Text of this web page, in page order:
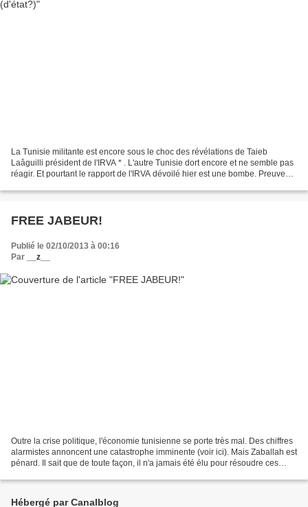
La Tunisie militante est encore sous le choc des révélations de Taieb
Laâguilli président de l'IRVA * . L'autre Tunisie dort encore et ne semble pas
réagir. Et pourtant le rapport de l'IRVA dévoilé hier est une bombe. Preuves à
FREE JABEUR!
Publié le 02/10/2013 à 00:16
Par
__z__
Outre la crise politique, l'économie tunisienne se porte très mal. Des chiffres
alarmistes annoncent une catastrophe imminente (voir ici). Mais Zaballah est
pénard. Il sait que de toute façon, il n'a jamais été élu pour résoudre ces
Hébergé par Canalblog